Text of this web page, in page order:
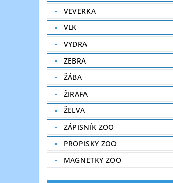
VEVERKA
VLK
VYDRA
ZEBRA
ŽÁBA
ŽIRAFA
ŽELVA
ZÁPISNÍK ZOO
PROPISKY ZOO
MAGNETKY ZOO